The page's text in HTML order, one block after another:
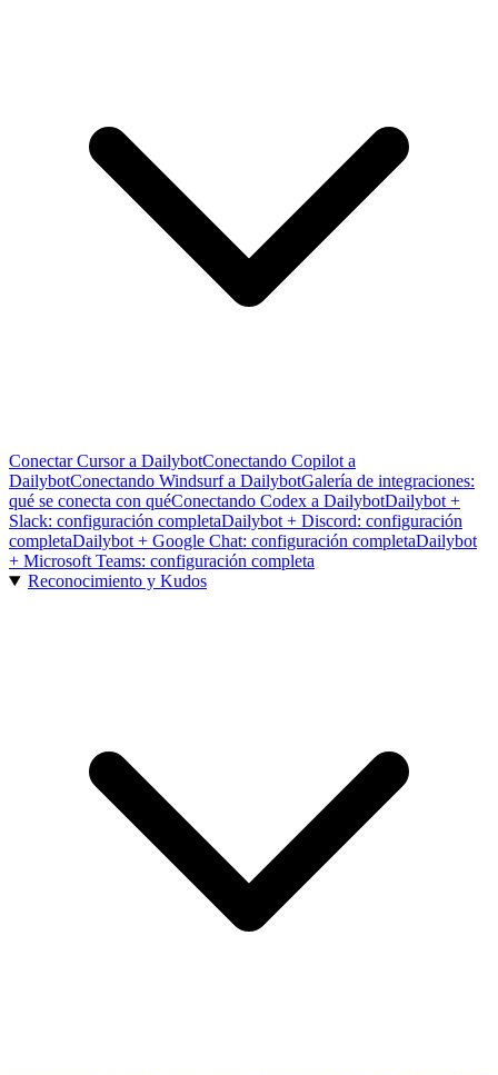
Conectar Cursor a DailybotConectando Copilot a
DailybotConectando Windsurf a DailybotGalería de integraciones:
qué se conecta con quéConectando Codex a DailybotDailybot +
Slack: configuración completaDailybot + Discord: configuración
completaDailybot + Google Chat: configuración completaDailybot
+ Microsoft Teams: configuración completa
Reconocimiento y Kudos